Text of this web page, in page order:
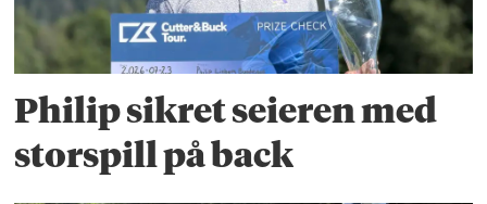
Philip sikret seieren med
storspill på back